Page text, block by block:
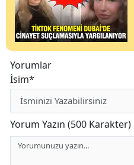
Yorumlar
İsim*
Yorum Yazın (500 Karakter)